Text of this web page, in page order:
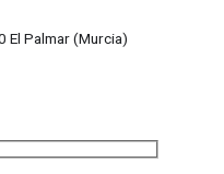
El Palmar (Murcia)